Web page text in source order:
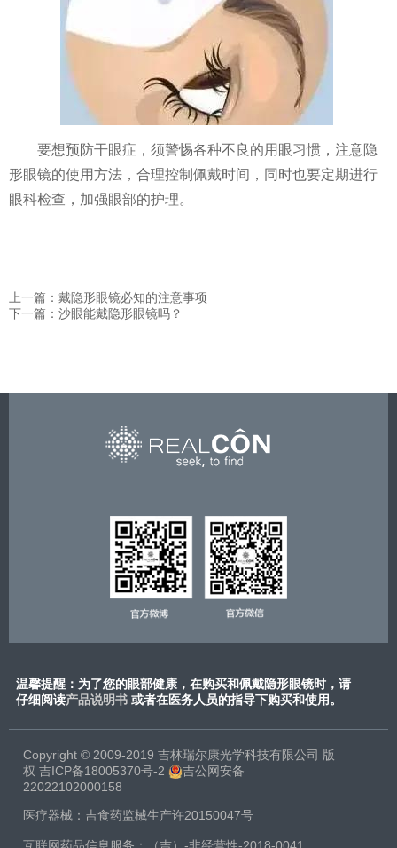
要想预防干眼症，须警惕各种不良的用眼习惯，注意隐
形眼镜的使用方法，合理控制佩戴时间，同时也要定期进行
眼科检查，加强眼部的护理。
上一篇：戴隐形眼镜必知的注意事项
下一篇：沙眼能戴隐形眼镜吗？
温馨提醒：为了您的眼部健康，在购买和佩戴隐形眼镜时，请
仔细阅读产品说明书 或​者在医务人员的指导下购买和使用。
Copyright © 2009-2019 吉林瑞尔康光学科技有限公司 版
权 吉ICP备18005370号-2
吉公网安备
22022102000158
医疗器械：吉食药监械生产许20150047号
互联网药品信息服务：（吉）-非经营性-2018-0041